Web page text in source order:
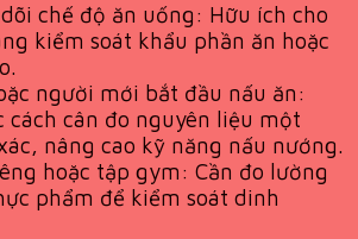
chế độ ăn uống: Hữu ích cho
kiểm soát khẩu phần ăn hoặc
người mới bắt đầu nấu ăn:
cách cân đo nguyên liệu một
nâng cao kỹ năng nấu nướng.
hoặc tập gym: Cần đo lường
phẩm để kiểm soát dinh